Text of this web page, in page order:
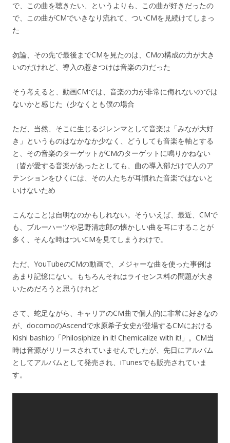
で、この曲を聴きたい、というよりも、この曲が好きだったの
で、この曲がCMでいきなり流れて、ついCMを見続けてしまっ
た
勿論、その先で最後までCMを見たのは、CMの構成の力が大き
いのだけれど、導入の惹きつけは音楽の力だった
そう考えると、動画CMでは、音楽の力が非常に侮れないのでは
ないかと感じた（少なくとも僕の場合
ただ、当然、そこに生じるジレンマとして音楽は「みなが大好
き」というものはなかなか少なく、どうしても音楽を軸とする
と、その音楽のターゲットがCMのターゲットに鳴りかねない
（皆が愛する音楽があったとしても、曲の導入部だけで人のア
テンションをひくには、その人たちが耳慣れた音楽ではないと
いけないため
こんなことは自明なのかもしれない。そういえば、最近、CMで
も、ブルーハーツや忌野清志郎の懐かしい曲を耳にすることが
多く、そんな時はついCMを見てしまうわけで。
ただ、YouTubeのCMの動画で、メジャーな曲を使った事例は
あまり記憶にない。もちろんそれはライセンス料の問題が大き
いためだろうと思うけれど
さて、蛇足ながら、キャリアのCM曲で個人的に非常に好きなの
が、docomoのAscendで水原希子女史が登場するCMにおける
Kishi bashiの「Philosiphize in it! Chemicalize with it!」。CM当
時は音源がリリースされていませんでしたが、先日にアルバム
としてアルバムとして発売され、iTunesでも販売されていま
す。